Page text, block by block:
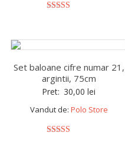
Set baloane cifre numar 21,
argintii, 75cm
Pret: 30,00lei
Vandut de: Polo Store